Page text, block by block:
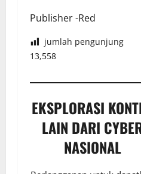
Publisher -Red
jumlah pengunjung
13,558
EKSPLORASI
LAIN DARI
NASIONAL